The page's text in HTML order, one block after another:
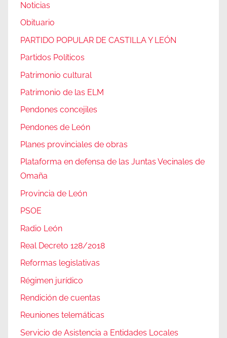
Noticias
Obituario
PARTIDO POPULAR DE CASTILLA Y LEÓN
Partidos Políticos
Patrimonio cultural
Patrimonio de las ELM
Pendones concejiles
Pendones de León
Planes provinciales de obras
Plataforma en defensa de las Juntas Vecinales de
Omaña
Provincia de León
PSOE
Radio León
Real Decreto 128/2018
Reformas legislativas
Régimen jurídico
Rendición de cuentas
Reuniones telemáticas
Servicio de Asistencia a Entidades Locales